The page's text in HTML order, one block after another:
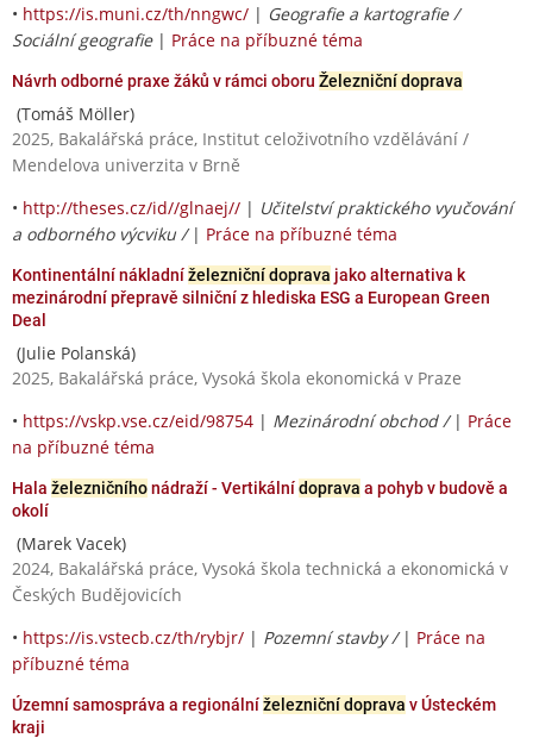
• https://is.muni.cz/th/nngwc/ | Geografie a kartografie /
Sociální geografie| Práce na příbuzné téma
Návrh odborné praxe žáků v rámci oboru Železniční doprava
(Tomáš Möller)
2025, Bakalářská práce, Institut celoživotního vzdělávání /
Mendelova univerzita v Brně
• http://theses.cz/id//glnaej// | Učitelství praktického vyučování
a odborného výcviku / | Práce na příbuzné téma
Kontinentální nákladníželezniční doprava jako alternativa k
mezinárodní přepravě silniční z hlediska ESG a European Green
Deal
(Julie Polanská)
2025, Bakalářská práce, Vysoká škola ekonomická v Praze
• https://vskp.vse.cz/eid/98754 | Mezinárodní obchod / | Práce
na příbuzné téma
Hala železničníhonádraží - Vertikálnídoprava a pohyb v budově a
okolí
(Marek Vacek)
2024, Bakalářská práce, Vysoká škola technická a ekonomická v
Českých Budějovicích
• https://is.vstecb.cz/th/rybjr/ | Pozemní stavby / | Práce na
příbuzné téma
Územní samospráva a regionálníželezniční doprava v Ústeckém
kraji